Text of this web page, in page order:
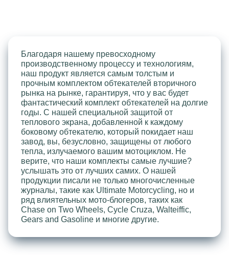
Благодаря нашему превосходному
производственному процессу и технологиям,
наш продукт является самым толстым и
прочным комплектом обтекателей вторичного
рынка на рынке, гарантируя, что у вас будет
фантастический комплект обтекателей на долгие
годы. С нашей специальной защитой от
теплового экрана, добавленной к каждому
боковому обтекателю, который покидает наш
завод, вы, безусловно, защищены от любого
тепла, излучаемого вашим мотоциклом. Не
верите, что наши комплекты самые лучшие?
услышать это от лучших самих. О нашей
продукции писали не только многочисленные
журналы, такие как Ultimate Motorcycling, но и
ряд влиятельных мото-блогеров, таких как
Chase on Two Wheels, Cycle Cruza, Walteiffic,
Gears and Gasoline и многие другие.